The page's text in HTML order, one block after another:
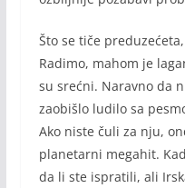
Što se tiče
Radimo, mahom je
su srećni. Naravno da
zaobišlo ludilo sa
Ako niste čuli za nju,
planetarni megahit.
da li ste ispratili, ali